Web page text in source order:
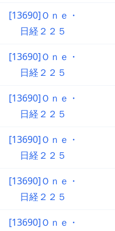
[13690]Ｏｎｅ・
日経２２５
[13690]Ｏｎｅ・
日経２２５
[13690]Ｏｎｅ・
日経２２５
[13690]Ｏｎｅ・
日経２２５
[13690]Ｏｎｅ・
日経２２５
[13690]Ｏｎｅ・